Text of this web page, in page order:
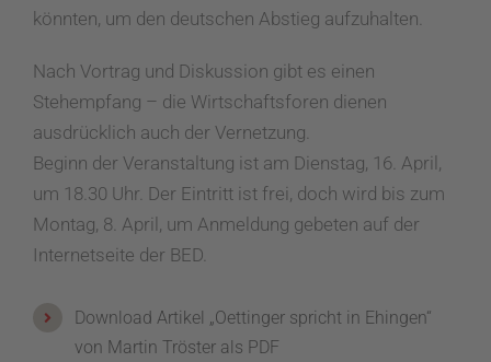
könnten, um den deutschen Abstieg aufzuhalten.
Nach Vortrag und Diskussion gibt es einen
Stehempfang – die Wirtschaftsforen dienen
ausdrücklich auch der Vernetzung.
Beginn der Veranstaltung ist am Dienstag, 16. April,
um 18.30 Uhr. Der Eintritt ist frei, doch wird bis zum
Montag, 8. April, um Anmeldung gebeten auf der
Internetseite der BED.
Download Artikel „Oettinger spricht in Ehingen“
von Martin Tröster als PDF